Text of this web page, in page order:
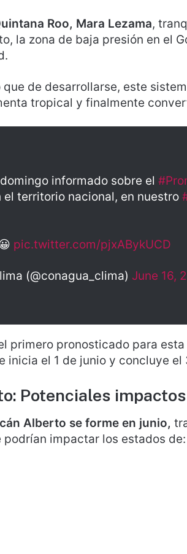
Roo, Mara Lezama,
la zona de baja presión en el
de desarrollarse, este
tropical y finalmente
informado sobre el
el territorio nacional, en nuestro
pic.twitter.com/pjxABykUCD
(@conagua_clima) June 16,
primero pronosticado para esta
inicia el 1 de junio y concluye
Potenciales impactos
Alberto se forme en junio,
impactar los estados de: